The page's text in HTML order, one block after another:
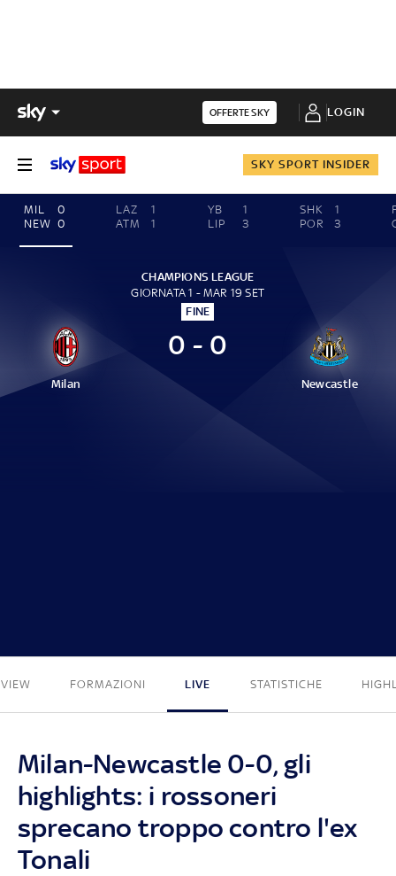
OFFERTE SKY LOGIN
SKY SPORT INSIDER
MIL
0
NEW 0
LAZ
1
ATM
1
YB
1
LIP
3
SHK
1
POR
3
CHAMPIONS LEAGUE
GIORNATA 1 - MAR 19 SET
FINE
Milan
0 - 0
Newcastle
FORMAZIONI LIVE STATISTICHE
Milan-Newcastle 0-0, gli
highlights: i rossoneri
sprecano troppo contro l'ex
Tonali